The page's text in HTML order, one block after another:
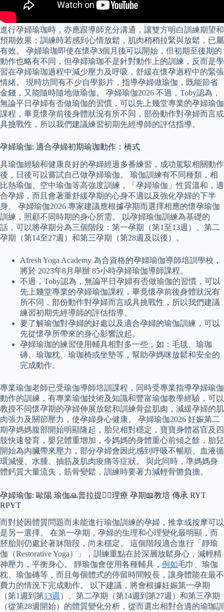
進行孕婦瑜珈時，亦應跟導師充分溝通，讓雙方明白訓練期望和
預期效果；訓練時若感到心情放鬆，肌肉稍稍拉緊與放鬆，已屬
有效。 孕婦瑜珈即使在懷孕3個月後可以開始，但初期至後期的
動作也略有不同，但孕婦瑜珈不是針對動作上的訓練，反而是學
習在孕婦瑜珈過程中減少壓力及呼吸，舒緩在懷孕過程中的緊張
情緒。 現時坊間有不少自學影片，指導孕婦做瑜伽，既能節省
金錢，又能隨時隨地做瑜伽。 孕婦瑜伽2026 不過，Toby認為，
無論平日孕婦有否做瑜伽的習慣，可以先上幾堂專業的孕婦瑜伽
課程，畢竟懷孕前後身體狀況有所不同，部份動作對孕婦而言或
具挑戰性，所以我們建議練習初期先經導師的評估指導。
孕婦瑜伽: 適合孕婦初期瑜珈動作：橋式
具瑜伽經驗和健康良好的孕婦經過多番練習，成功駕馭相關動作
後，日後可以嘗試自己做孕婦瑜伽。 瑜伽訓練有不同種類，相
比熱瑜伽、空中瑜伽等高強度訓練，「孕婦瑜伽」性質溫和，適
合孕婦，而且會著重舒緩孕期的心身不適以及強化孕婦的下半
身。 孕婦瑜伽2026 專家建議應根據孕期而選擇相應的懷孕瑜伽
訓練，照顧不同時期的身心所需。 以孕婦瑜伽訓練為基礎的
話，可以將孕期分為三個階段：第一孕期（第1至13週）、第二
孕期（第14至27週）和第三孕期（第28週及以後）。
Afresh Yoga Academy 為合資格的孕婦瑜伽導師培訓學校，
將於 2023年8月舉辦 85小時孕婦瑜伽導師課程。
不過，Toby認為，無論平日孕婦有否做瑜伽的習慣，可以
先上幾堂專業的孕婦瑜伽課程，畢竟懷孕前後身體狀況有
所不同，部份動作對孕婦而言或具挑戰性，所以我們建議
練習初期先經導師的評估指導。
要了解瑜伽對孕婦的好處以及適合孕婦的瑜伽訓練，可以
先從懷孕所帶來的身心影響說起。
孕婦瑜珈的練習使用輔具相對多一些，如：毛毯、瑜珈
磚、瑜珈枕、瑜珈椅或坐墊等，幫助孕媽咪放鬆和安全的
完成動作。
專業瑜伽老師已受瑜伽導師培訓課程，同時受專業指導孕婦瑜伽
動作的訓練，有專業瑜伽技術及知識和豐富瑜伽教學經驗，可以
教授不同懷孕期的孕婦伸展放鬆和訓練骨盆肌肉，減緩孕婦的肌
肉張力及關節壓力，使孕婦身心健康。 孕婦瑜伽2026 妊娠第二
期孕媽媽腹部開始明顯隆起，胎兒相對穩定，寶寶身體器官及四
肢快速發育，嬰兒體重增加，令媽媽的身體重心前傾之餘，胎兒
開始為內臟帶來壓力，部分孕婦會因此感到呼吸不暢順、血液循
環減慢、水腫、抽筋及肌肉痠痛等症狀。 與此同時，準媽媽身
體鈣質大量流失，筋骨變鬆，訓練時要著力減輕骨骼負擔。
孕婦瑜伽: 歐陽 瑜伽🙏普拉提🤸‍♂理療 孕期📖教培 傳承 RYT
RPYT
而對於因體質問題而未能進行瑜伽訓練的孕婦，推拿或按摩可以
是另一選擇。 在第一孕期，孕婦的生理和心理變化最明顯，而
胚胎則仍處於著牀階段，尚未穩定。 這個階段適合進行「靜瑜
伽（Restorative Yoga）」，訓練重點在於深層放鬆身心，減輕精
神壓力，平衡身心。 靜瑜伽會使用各種輔具， 例如毛巾、瑜伽
枕、瑜伽磚等，而且每個體式的停留時間較長，讓身體能在最不
費力的情況下完成動作。 以下建議，將會根據妊娠第一孕期
（第1週到第13週 ）、第二孕期（第14週到第27週）和第三孕期
（從第28週開始）的體質變化分析，從而選出相對合適的瑜珈訓